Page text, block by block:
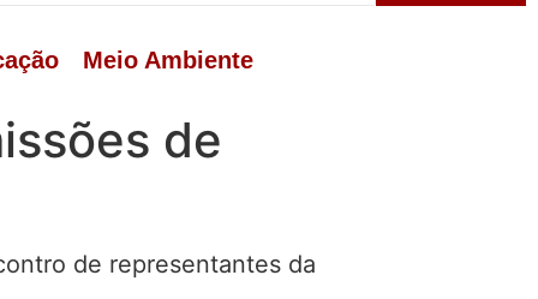
Meio Ambiente
de
de representantes da